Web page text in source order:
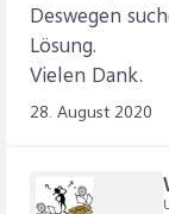
Deswegen
Lösung.
Vielen Dank.
28. August 2020